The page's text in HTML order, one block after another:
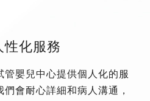
性化服務
管嬰兒中心提供個人化的服
們會耐心詳細和病人溝通，